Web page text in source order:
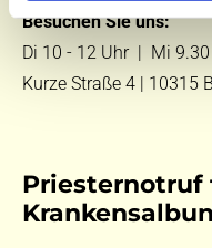
Besuchen Sie uns:
Di 10 - 12 Uhr | Mi
Kurze Straße 4 | 10315
Priesternotruf